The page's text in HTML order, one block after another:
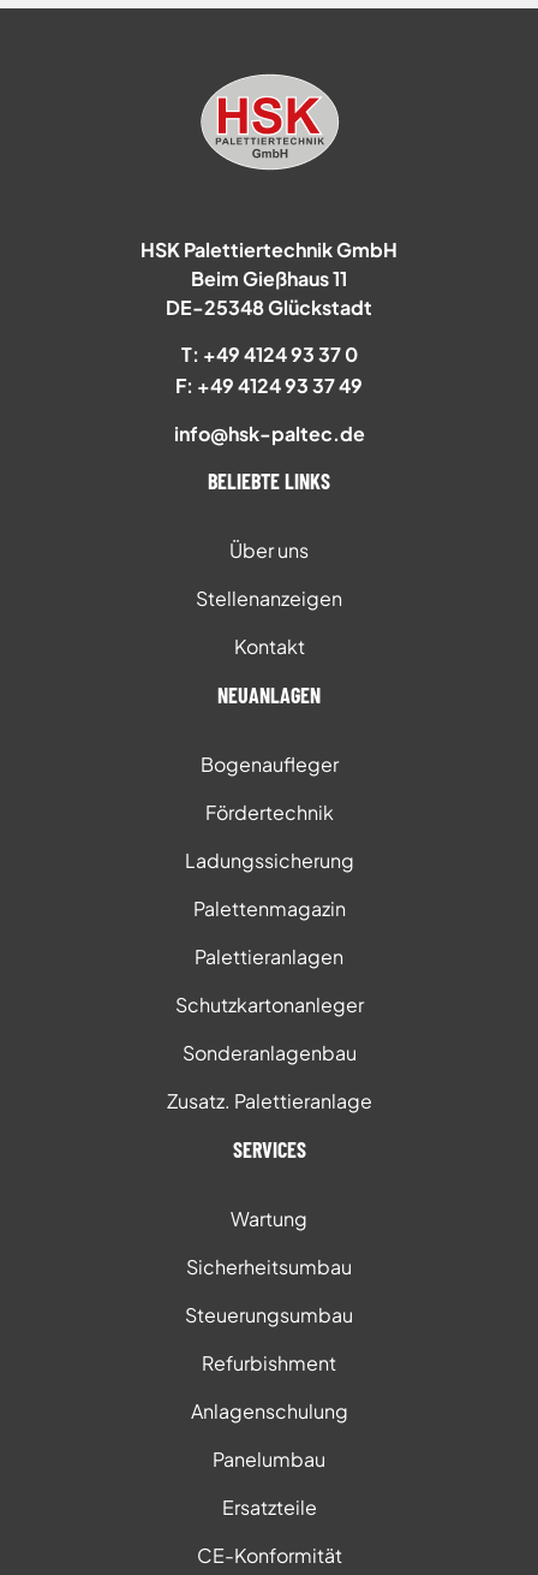
HSK Palettiertechnik GmbH
Beim Gießhaus 11
DE-25348 Glückstadt
T: +49 4124 93 37 0
F: +49 4124 93 37 49
info@hsk-paltec.de
BELIEBTE LINKS
Über uns
Stellenanzeigen
Kontakt
NEUANLAGEN
Bogenaufleger
Fördertechnik
Ladungssicherung
Palettenmagazin
Palettieranlagen
Schutzkartonanleger
Sonderanlagenbau
Zusatz. Palettieranlage
SERVICES
Wartung
Sicherheitsumbau
Steuerungsumbau
Refurbishment
Anlagenschulung
Panelumbau
Ersatzteile
CE-Konformität